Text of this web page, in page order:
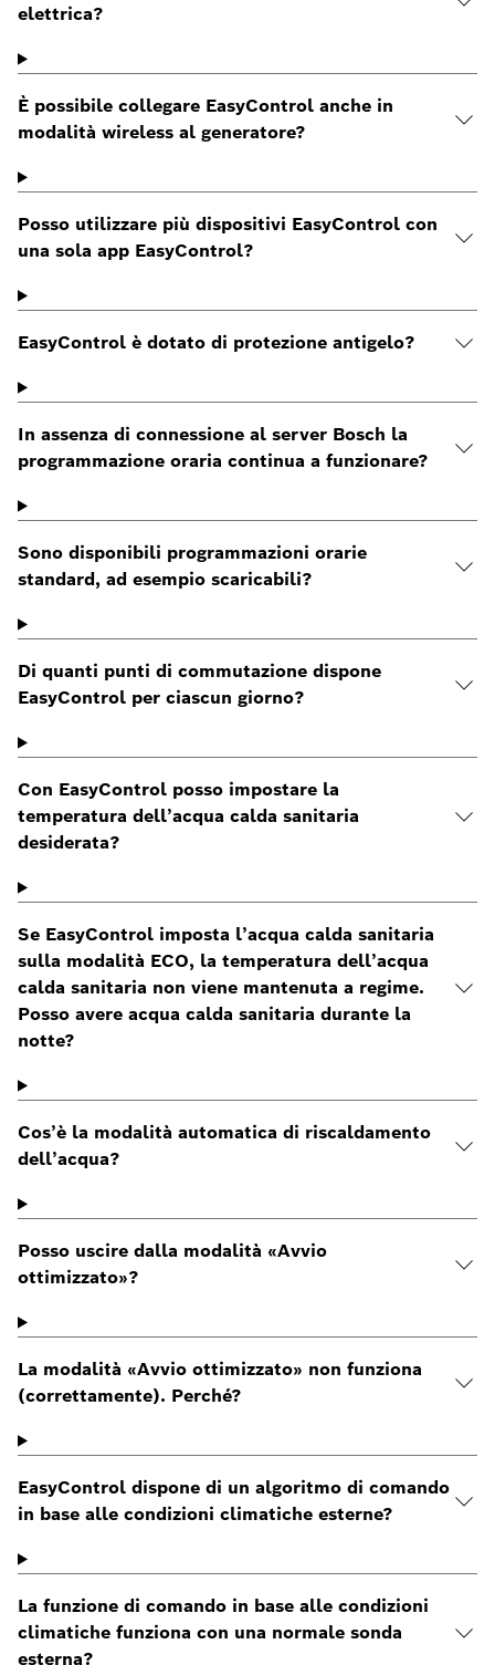
elettrica?
È possibile collegare EasyControl anche in
modalità wireless al generatore?
Posso utilizzare più dispositivi EasyControl con
una sola app EasyControl?
EasyControl è dotato di protezione antigelo?
In assenza di connessione al server Bosch la
programmazione oraria continua a funzionare?
Sono disponibili programmazioni orarie
standard, ad esempio scaricabili?
Di quanti punti di commutazione dispone
EasyControl per ciascun giorno?
Con EasyControl posso impostare la
temperatura dell’acqua calda sanitaria
desiderata?
Se EasyControl imposta l’acqua calda sanitaria
sulla modalità ECO, la temperatura dell’acqua
calda sanitaria non viene mantenuta a regime.
Posso avere acqua calda sanitaria durante la
notte?
Cos’è la modalità automatica di riscaldamento
dell’acqua?
Posso uscire dalla modalità «Avvio
ottimizzato»?
La modalità «Avvio ottimizzato» non funziona
(correttamente). Perché?
EasyControl dispone di un algoritmo di comando
in base alle condizioni climatiche esterne?
La funzione di comando in base alle condizioni
climatiche funziona con una normale sonda
esterna?